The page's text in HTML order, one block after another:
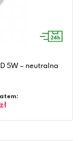
5W – neutralna